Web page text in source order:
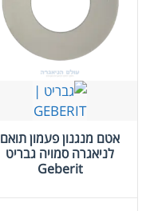
אטם מנגנון פעמון תואם
לניאגרה סמויה גבריט
Geberit